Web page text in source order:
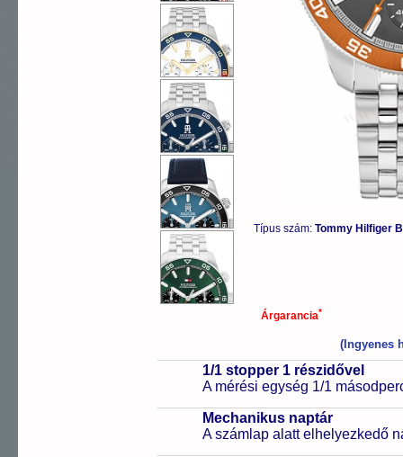
Típus szám: Tommy Hilfiger
Árgarancia*
(Ingyenes
1/1 stopper 1 részidővel
A mérési egység 1/1
Mechanikus naptár
A számlap alatt elhelyezkedő